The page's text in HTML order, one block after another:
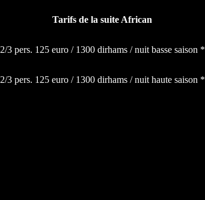
Tarifs de la suite African
2/3 pers. 125 euro / 1300 dirhams / nuit basse saison *
2/3 pers. 125 euro / 1300 dirhams / nuit haute saison *